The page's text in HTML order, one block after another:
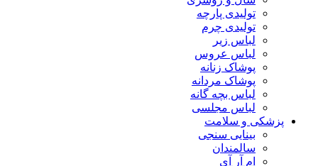
تولیدی پارچه
تولیدی چرم
لباس زیر
لباس عروس
پوشاک زنانه
پوشاک مردانه
لباس بچه گانه
لباس مجلسی
پزشکی و سلامت
بینایی سنجی
سالمندان
ام آر آی